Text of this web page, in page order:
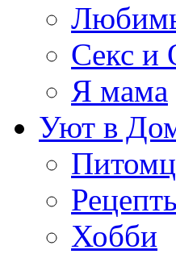
Секс и
Я мама
Уют в
Хобби